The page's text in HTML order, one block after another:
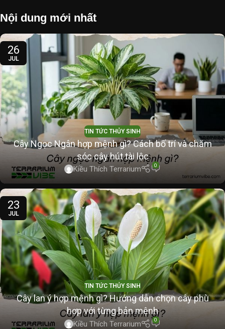
Nội dung mới nhất
26
JUL
TIN TỨC THỦY SINH
Cây Ngọc Ngân hợp mệnh gì? Cách bố trí và chăm
sóc cây hút tài lộc
Kiều Thích Terrarium 0
23
JUL
TIN TỨC THỦY SINH
Cây lan ý hợp mệnh gì? Hướng dẫn chọn cây phù
hợp với từng bản mệnh
Kiều Thích Terrarium 0